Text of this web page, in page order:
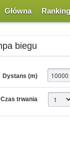
Główna
biegu
Dystans (m)
Czas trwania